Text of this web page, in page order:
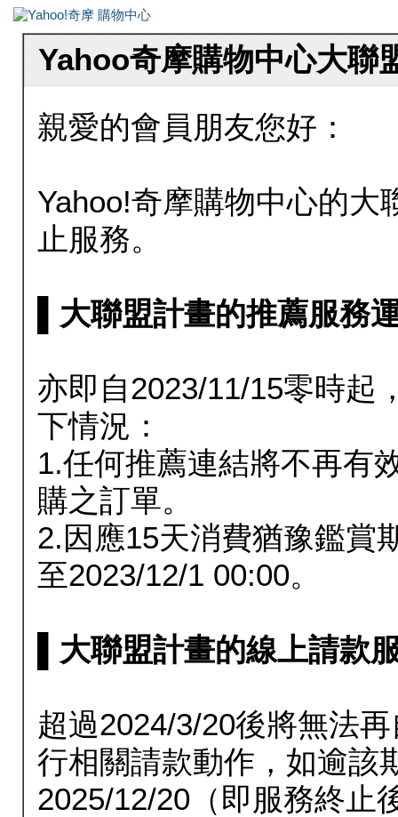
Yahoo奇摩購物中心大聯
親愛的會員朋友您好：
Yahoo!奇摩購物中心的大
止服務。
▌大聯盟計畫的推薦服務
亦即自2023/11/15零時起
下情況：
1.任何推薦連結將不再有
購之訂單。
2.因應15天消費猶豫鑑賞
至2023/12/1 00:00。
▌大聯盟計畫的線上請款
超過2024/3/20後將無法
行相關請款動作，如逾該
2025/12/20（即服務終止